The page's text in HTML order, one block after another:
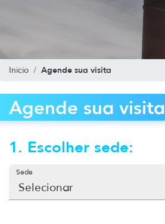
Inicio Agende sua visita
Agende sua visita
1. Escolher sede:
Sede